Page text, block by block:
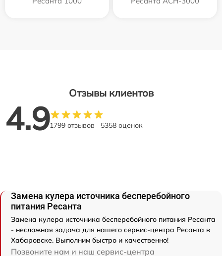
Отзывы клиентов
4.91799 отзывов 5358 оценок
Замена кулера источника бесперебойного
питания Ресанта
Замена кулера источника бесперебойного питания Ресанта
- несложная задача для нашего сервис-центра Ресанта в
Хабаровске. Выполним быстро и качественно!
Позвоните нам и наш сервис-центра